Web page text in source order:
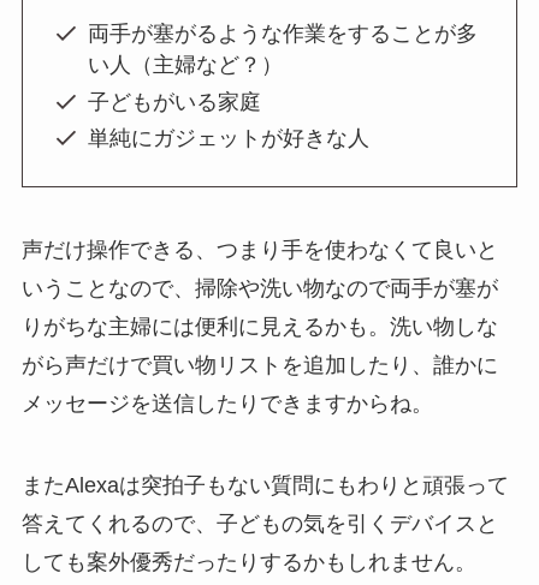
両手が塞がるような作業をすることが多
い人（主婦など？）
子どもがいる家庭
単純にガジェットが好きな人
声だけ操作できる、つまり手を使わなくて良いと
いうことなので、掃除や洗い物なので両手が塞が
りがちな主婦には便利に見えるかも。洗い物しな
がら声だけで買い物リストを追加したり、誰かに
メッセージを送信したりできますからね。
またAlexaは突拍子もない質問にもわりと頑張って
答えてくれるので、子どもの気を引くデバイスと
しても案外優秀だったりするかもしれません。